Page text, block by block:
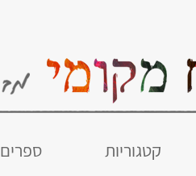
קטגוריות ספרים